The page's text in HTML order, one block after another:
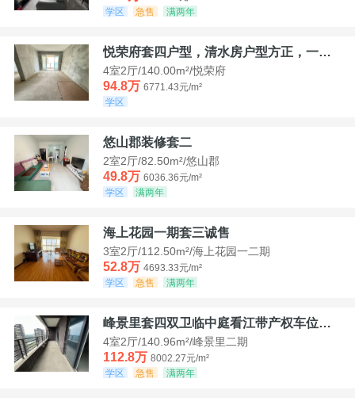
学区
急售 满两年
悦荣府套四户型，清水房户型方正，一口价94，8
4室2厅/140.00m²/悦荣府
94.8万 6771.43元/m²
学区
悠山郡装修套二
2室2厅/82.50m²/悠山郡
49.8万 6036.36元/m²
学区
满两年
海上花园一期套三诚售
3室2厅/112.50m²/海上花园一二期
52.8万 4693.33元/m²
学区
急售 满两年
峰景里套四双卫临中庭看江带产权车位诚售
4室2厅/140.96m²/峰景里二期
112.8万 8002.27元/m²
学区
急售 满两年